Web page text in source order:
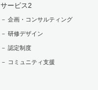
サービス2
－ 企画・コンサルティング
－ 研修デザイン
－ 認定制度
－ コミュニティ支援